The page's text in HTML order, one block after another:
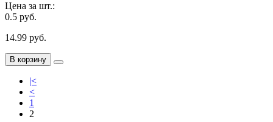
Цена за шт.:
0.5 руб.
14.99 руб.
В корзину
|<
<
1
2